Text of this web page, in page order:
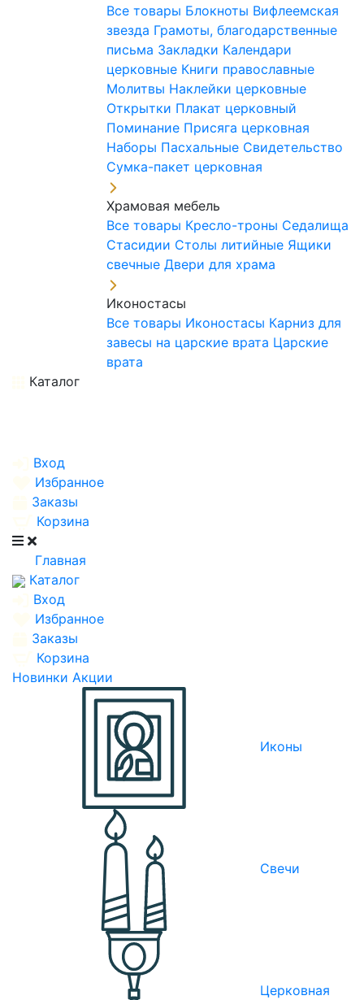
Все товары Блокноты Вифлеемская
звезда Грамоты, благодарственные
письма Закладки Календари
церковные Книги православные
Молитвы Наклейки церковные
Открытки Плакат церковный
Поминание Присяга церковная
Наборы Пасхальные Свидетельство
Сумка-пакет церковная
Храмовая мебель
Все товары Кресло-троны Седалища
Стасидии Столы литийные Ящики
свечные Двери для храма
Иконостасы
Все товары Иконостасы Карниз для
завесы на царские врата Царские
врата
Каталог
Вход
Избранное
Заказы
Корзина
Главная
Каталог
Вход
Избранное
Заказы
Корзина
Новинки Акции
Иконы
Свечи
Церковная